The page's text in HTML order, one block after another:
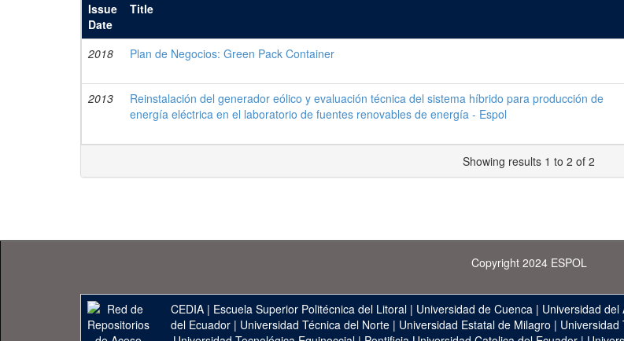
Issue
Date
Title
2018 Plan de Negocios: Green Pack Container
2013
Reinstalación del generador eólico y evaluación técnica del sistema híbrido para producción de
energía eléctrica en el laboratorio de fuentes renovables de energía - Espol
Showing results 1 to 2 of 2
Copyright 2024 ESPOL
CEDIA | Escuela Superior Politécnica del Litoral | Universidad de Cuenca | Universidad del
del Ecuador| Universidad Técnica del Norte| Universidad Estatal de Milagro | Universidad